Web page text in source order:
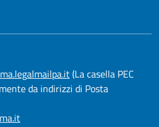
(La casella PEC
da indirizzi di Posta